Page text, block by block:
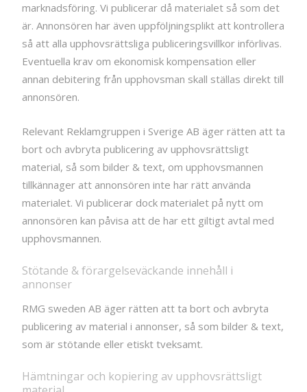
marknadsföring. Vi publicerar då materialet så som det
är. Annonsören har även uppföljningsplikt att kontrollera
så att alla upphovsrättsliga publiceringsvillkor införlivas.
Eventuella krav om ekonomisk kompensation eller
annan debitering från upphovsman skall ställas direkt till
annonsören.
Relevant Reklamgruppen i Sverige AB äger rätten att ta
bort och avbryta publicering av upphovsrättsligt
material, så som bilder & text, om upphovsmannen
tillkännager att annonsören inte har rätt använda
materialet. Vi publicerar dock materialet på nytt om
annonsören kan påvisa att de har ett giltigt avtal med
upphovsmannen.
Stötande & förargelseväckande innehåll i
annonser
RMG sweden AB äger rätten att ta bort och avbryta
publicering av material i annonser, så som bilder & text,
som är stötande eller etiskt tveksamt.
Hämtningar och kopiering av upphovsrättsligt